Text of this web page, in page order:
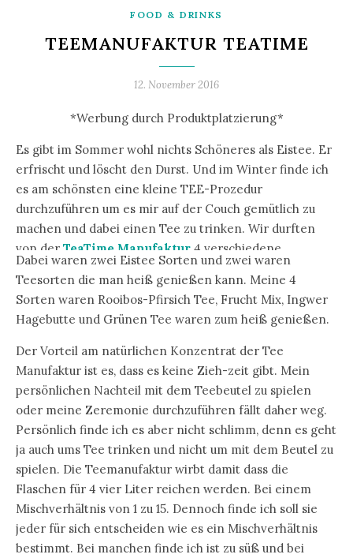
FOOD & DRINKS
TEEMANUFAKTUR TEATIME
12. November 2016
*Werbung durch Produktplatzierung*
Es gibt im Sommer wohl nichts Schöneres als Eistee. Er
erfrischt und löscht den Durst. Und im Winter finde ich
es am schönsten eine kleine TEE-Prozedur
durchzuführen um es mir auf der Couch gemütlich zu
machen und dabei einen Tee zu trinken. Wir durften
von der TeaTime Manufaktur 4 verschiedene
Teesorten testen. Ich bedanke mich vielmals für den
leckeren Tee Genuss.
Dabei waren zwei Eistee Sorten und zwei waren
Teesorten die man heiß genießen kann. Meine 4
Sorten waren Rooibos-Pfirsich Tee, Frucht Mix, Ingwer
Hagebutte und Grünen Tee waren zum heiß genießen.
Der Vorteil am natürlichen Konzentrat der Tee
Manufaktur ist es, dass es keine Zieh-zeit gibt. Mein
persönlichen Nachteil mit dem Teebeutel zu spielen
oder meine Zeremonie durchzuführen fällt daher weg.
Persönlich finde ich es aber nicht schlimm, denn es geht
ja auch ums Tee trinken und nicht um mit dem Beutel zu
spielen. Die Teemanufaktur wirbt damit dass die
Flaschen für 4 vier Liter reichen werden. Bei einem
Mischverhältnis von 1 zu 15. Dennoch finde ich soll sie
jeder für sich entscheiden wie es ein Mischverhältnis
bestimmt. Bei manchen finde ich ist zu süß und bei